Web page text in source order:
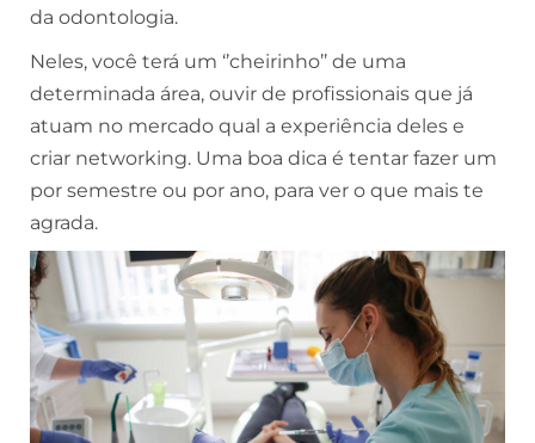
da odontologia.
Neles, você terá um ‘’cheirinho’’ de uma
determinada área, ouvir de profissionais que já
atuam no mercado qual a experiência deles e
criar networking. Uma boa dica é tentar fazer um
por semestre ou por ano, para ver o que mais te
agrada.